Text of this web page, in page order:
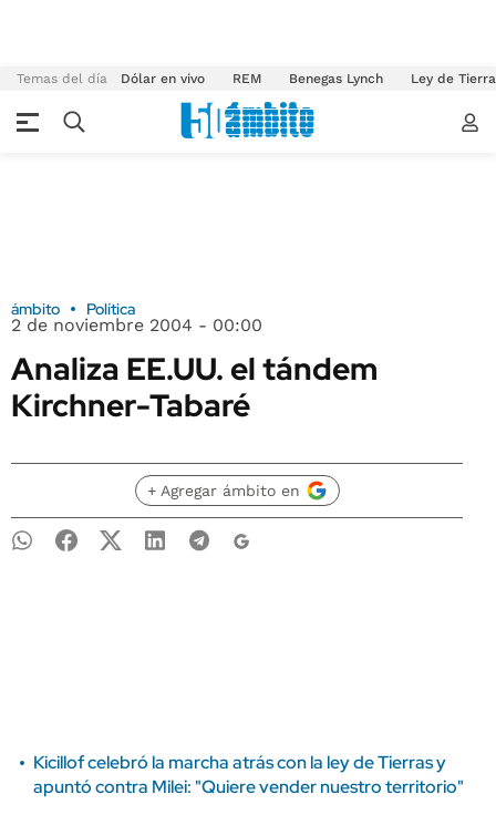
Temas del día Dólar en vivo REM Benegas Lynch Ley de
ámbito Política
2 de noviembre 2004 - 00:00
Analiza EE.UU. el tándem
Kirchner-Tabaré
+ Agregar ámbito en
Kicillof celebró la marcha atrás con la ley de Tierras y
apuntó contra Milei: "Quiere vender nuestro territorio"